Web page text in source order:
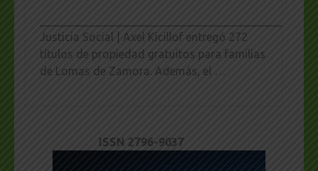
Justicia Social | Axel Kicillof entregó 272
títulos de propiedad gratuitos para familias
de Lomas de Zamora. Además, el …
ISSN 2796-9037